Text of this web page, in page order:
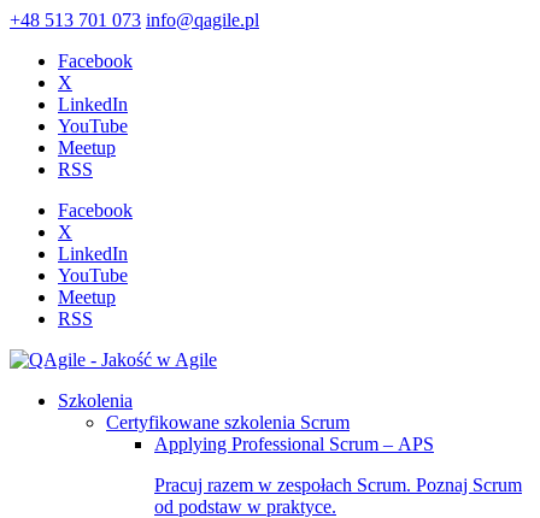
+48 513 701 073 info@qagile.pl
Facebook
X
LinkedIn
YouTube
Meetup
RSS
Facebook
X
LinkedIn
YouTube
Meetup
RSS
Szkolenia
Certyfikowane szkolenia Scrum
Applying Professional Scrum – APS
Pracuj razem w zespołach Scrum. Poznaj Scrum
od podstaw w praktyce.